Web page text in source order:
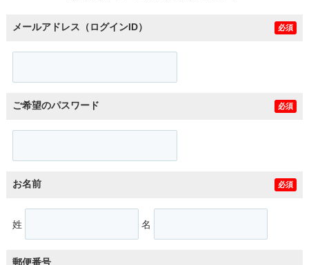
メールアドレス（ログインID） 必須
ご希望のパスワード 必須
お名前 必須
姓 名
郵便番号